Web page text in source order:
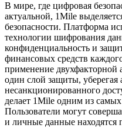
В мире, где цифровая
актуальной, 1Mile
безопасности. Платформа
технологии шифрования
конфиденциальность и
финансовых средств
применение двухфакторной
один слой защиты, уберегая
несанкционированного
делает 1Mile одним из
Пользователи могут
и личные данные находятся